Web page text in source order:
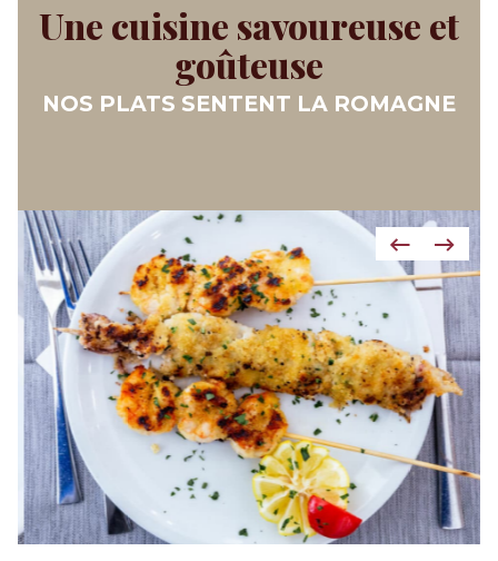
Une cuisine savoureuse et
goûteuse
NOS PLATS SENTENT LA ROMAGNE